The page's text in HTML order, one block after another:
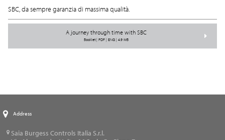
SBC, da sempre garanzia di massima qualità.
A journey through time with SBC
Booklet | PDF | ENG | 4.9 MB
Address
Saia Burgess Controls Italia S.r.l.